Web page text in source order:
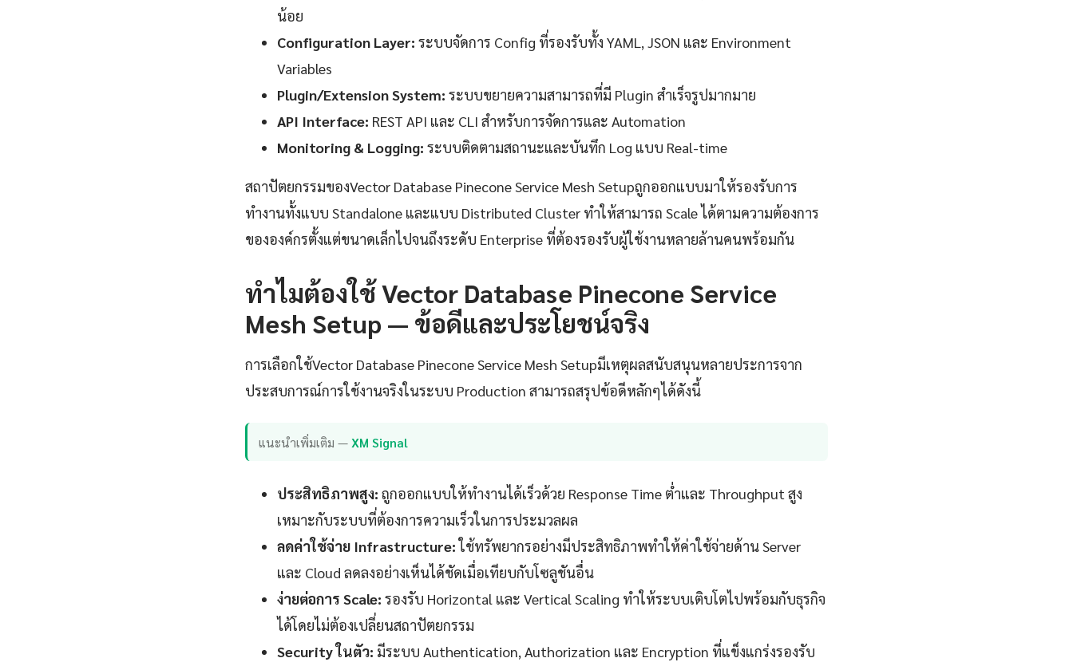
น้อย
Configuration Layer: ระบบจัดการ Config ที่รองรับทั้ง YAML, JSON และ Environment
Variables
Plugin/Extension System: ระบบขยายความสามารถที่มี Plugin สำเร็จรูปมากมาย
API Interface: REST API และ CLI สำหรับการจัดการและ Automation
Monitoring & Logging: ระบบติดตามสถานะและบันทึก Log แบบ Real-time
สถาปัตยกรรมของVector Database Pinecone Service Mesh Setupถูกออกแบบมาให้รองรับการ
ทำงานทั้งแบบ Standalone และแบบ Distributed Cluster ทำให้สามารถ Scale ได้ตามความต้องการ
ขององค์กรตั้งแต่ขนาดเล็กไปจนถึงระดับ Enterprise ที่ต้องรองรับผู้ใช้งานหลายล้านคนพร้อมกัน
ทำไมต้องใช้ Vector Database Pinecone Service
Mesh Setup — ข้อดีและประโยชน์จริง
การเลือกใช้Vector Database Pinecone Service Mesh Setupมีเหตุผลสนับสนุนหลายประการจาก
ประสบการณ์การใช้งานจริงในระบบ Production สามารถสรุปข้อดีหลักๆได้ดังนี้
แนะนำเพิ่มเติม —XM Signal
ประสิทธิภาพสูง: ถูกออกแบบให้ทำงานได้เร็วด้วย Response Time ต่ำและ Throughput สูง
เหมาะกับระบบที่ต้องการความเร็วในการประมวลผล
ลดค่าใช้จ่าย Infrastructure:ใช้ทรัพยากรอย่างมีประสิทธิภาพทำให้ค่าใช้จ่ายด้าน Server
และ Cloud ลดลงอย่างเห็นได้ชัดเมื่อเทียบกับโซลูชันอื่น
ง่ายต่อการ Scale: รองรับ Horizontal และ Vertical Scaling ทำให้ระบบเติบโตไปพร้อมกับธุรกิจ
ได้โดยไม่ต้องเปลี่ยนสถาปัตยกรรม
Security ในตัว: มีระบบ Authentication, Authorization และ Encryption ที่แข็งแกร่งรองรับ